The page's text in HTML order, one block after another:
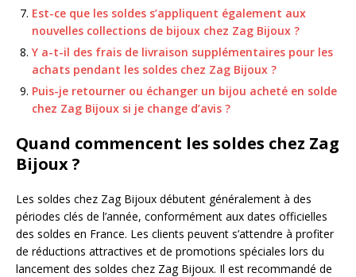
Est-ce que les soldes s’appliquent également aux
nouvelles collections de bijoux chez Zag Bijoux ?
Y a-t-il des frais de livraison supplémentaires pour les
achats pendant les soldes chez Zag Bijoux ?
Puis-je retourner ou échanger un bijou acheté en solde
chez Zag Bijoux si je change d’avis ?
Quand commencent les soldes chez Zag
Bijoux ?
Les soldes chez Zag Bijoux débutent généralement à des
périodes clés de l’année, conformément aux dates officielles
des soldes en France. Les clients peuvent s’attendre à profiter
de réductions attractives et de promotions spéciales lors du
lancement des soldes chez Zag Bijoux. Il est recommandé de